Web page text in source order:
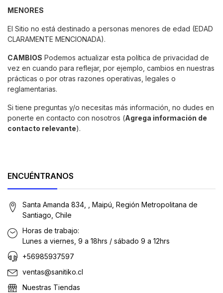
MENORES
El Sitio no está destinado a personas menores de edad (EDAD
CLARAMENTE MENCIONADA).
CAMBIOS Podemos actualizar esta política de privacidad de
vez en cuando para reflejar, por ejemplo, cambios en nuestras
prácticas o por otras razones operativas, legales o
reglamentarias.
Si tiene preguntas y/o necesitas más información, no dudes en
ponerte en contacto con nosotros (Agrega información de
contacto relevante).
ENCUÉNTRANOS
Santa Amanda 834, , Maipú, Región Metropolitana de
Santiago, Chile
Horas de trabajo:
Lunes a viernes, 9 a 18hrs / sábado 9 a 12hrs
+56985937597
ventas@sanitiko.cl
Nuestras Tiendas